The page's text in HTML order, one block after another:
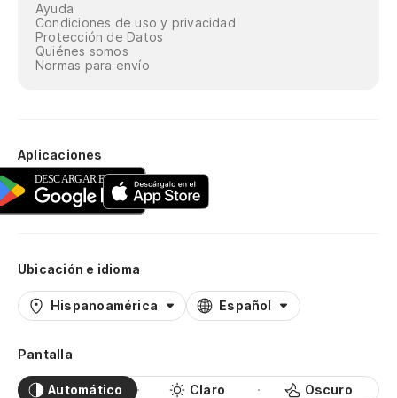
Ayuda
Condiciones de uso y privacidad
Protección de Datos
Quiénes somos
Normas para envío
Aplicaciones
Ubicación e idioma
Hispanoamérica Español
Pantalla
Automático Claro Oscuro